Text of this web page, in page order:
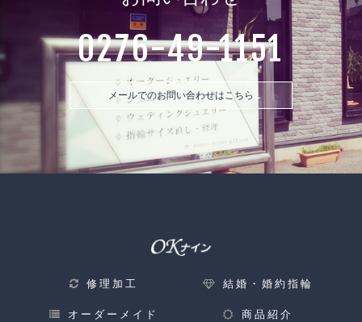
0276-49-1151
メールでのお問い合わせはこちら
修理加工
オーダーメイド
結婚・婚約指輪
商品紹介